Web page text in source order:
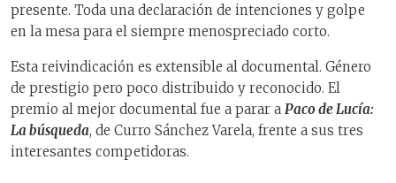
presente. Toda una declaración de intenciones y golpe
en la mesa para el siempre menospreciado corto.
Esta reivindicación es extensible al documental. Género
de prestigio pero poco distribuido y reconocido. El
premio al mejor documental fue a parar a Paco de Lucía:
La búsqueda, de Curro Sánchez Varela, frente a sus tres
interesantes competidoras.